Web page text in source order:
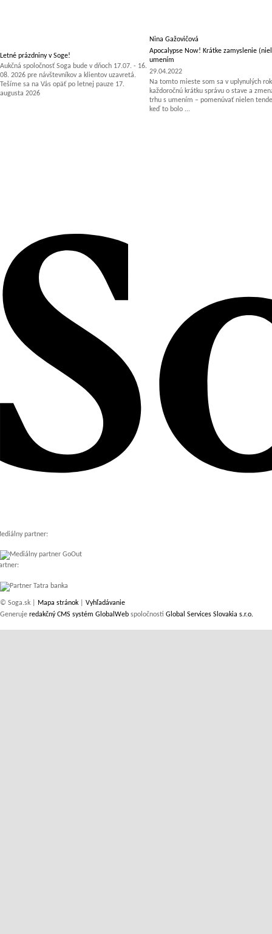
Letné prázdniny v Soge!
Aukčná spoločnosť Soga bude v dňoch 17.07. - 16.
08. 2026 pre návštevníkov a klientov uzavretá.
Tešíme sa na Vás opäť po letnej pauze 17.
augusta 2026
Nina Gažovičová
Apocalypse Now! Krátke zamyslenie
umením
29.04.2022
Na tomto mieste som sa v uplynulých
každoročnú krátku správu o stave a
trhu s umením – pomenúvať nielen
keď to bolo ...
partner:
© Soga.sk | Mapa stránok
Vyhľadávanie
Generuje redakčný CMS systém GlobalWeb spoločnosti Global Services Slovakia s.r.o.